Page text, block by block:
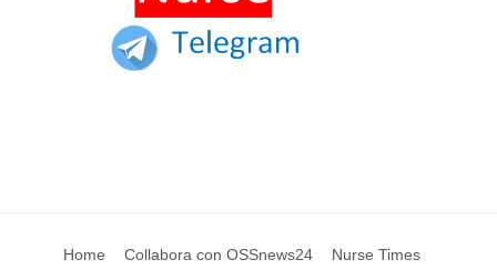
Home Collabora con OSSnews24 Nurse Times